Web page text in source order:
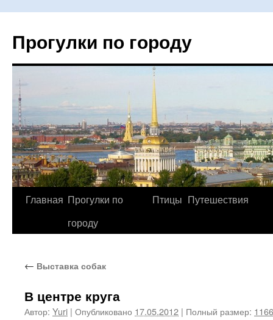
Прогулки по городу
Перейти
Главная Прогулки по
городу
Птицы Путешествия
← Выставка собак
В центре круга
Автор: Yuri | Опубликовано 17.05.2012 | Полный размер: